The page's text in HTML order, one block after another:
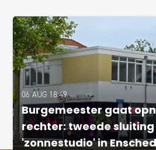
06 AUG 18:49
Burgemeester gaat
rechter: tweede sluiting
'zonnestudio' in